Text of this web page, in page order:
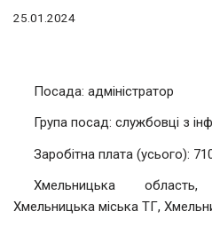
25.01.2024
Посада: адміністратор
Група посад: службовці з
Заробітна плата (усього):
Хмельницька
Хмельницька міська ТГ,